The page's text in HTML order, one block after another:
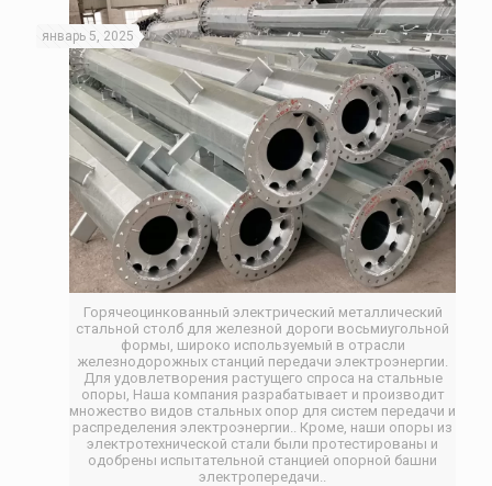
Горячеоцинкованный электрический металлический
стальной столб для железной дороги восьмиугольной
формы, широко используемый в отрасли
железнодорожных станций передачи электроэнергии.
Для удовлетворения растущего спроса на стальные
опоры, Наша компания разрабатывает и производит
множество видов стальных опор для систем передачи и
распределения электроэнергии.. Кроме, наши опоры из
электротехнической стали были протестированы и
одобрены испытательной станцией опорной башни
электропередачи..
январь 5, 2025